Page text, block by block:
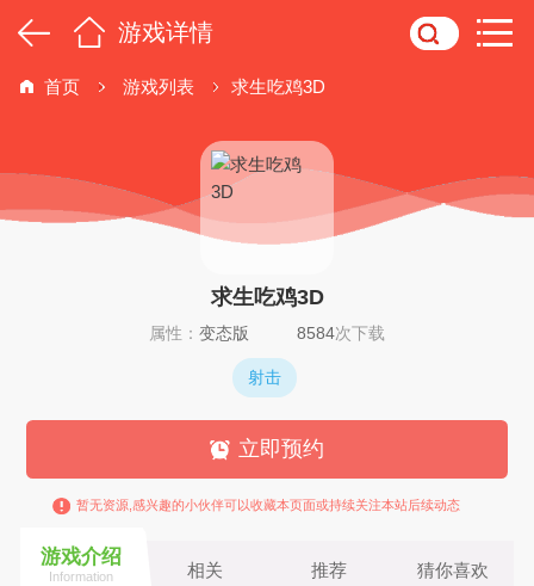
游戏详情
首页 游戏列表 求生吃鸡3D
求生吃鸡3D
属性： 变态版 8584次下载
射击
立即预约
暂无资源,感兴趣的小伙伴可以收藏本页面或持续关注本站后续动态
游戏介绍
Information 相关 推荐 猜你喜欢